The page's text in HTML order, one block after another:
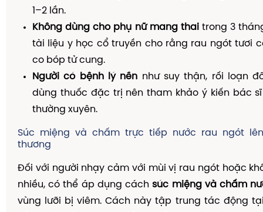
1–2 lần.
Không dùng cho phụ nữ mang thaitrong 3
tài liệu y học cổ truyền cho rằng rau ngót tươi
co bóp tử cung.
Người có bệnh lý nền như suy thận, rối loạn
dùng thuốc đặc trị nên tham khảo ý kiến bác
thường xuyên.
Súc miệng và chấm trực tiếp nước rau ngót
thương
Đối với người nhạy cảm với mùi vị rau ngót hoặc
nhiều, có thể áp dụng cáchsúc miệng và chấm
vùng lưỡi bị viêm. Cách này tập trung tác động